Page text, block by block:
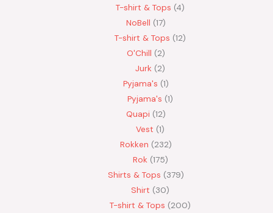
T-shirt & Tops 4
NoBell 17
T-shirt & Tops 12
O'Chill 2
Jurk
2
Pyjama's 1
Pyjama's 1
Quapi 12
Vest 1
Rokken 232
Rok 175
Shirts & Tops 379
Shirt
30
T-shirt & Tops
200